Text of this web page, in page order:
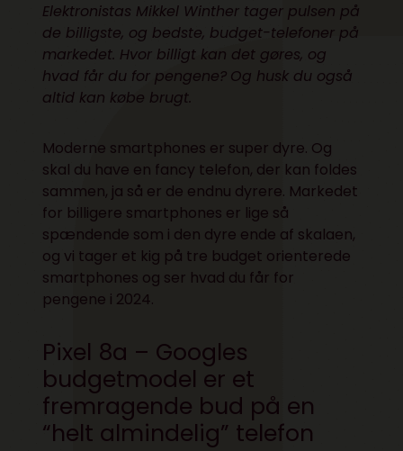
Elektronistas Mikkel Winther tager pulsen på
de billigste, og bedste, budget-telefoner på
markedet. Hvor billigt kan det gøres, og
hvad får du for pengene? Og husk du også
altid kan købe brugt.
Moderne smartphones er super dyre. Og
skal du have en fancy telefon, der kan foldes
sammen, ja så er de endnu dyrere. Markedet
for billigere smartphones er lige så
spændende som i den dyre ende af skalaen,
og vi tager et kig på tre budget orienterede
smartphones og ser hvad du får for
pengene i 2024.
Pixel 8a – Googles
budgetmodel er et
fremragende bud på en
“helt almindelig” telefon